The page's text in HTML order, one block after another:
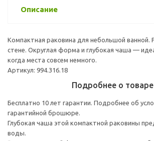
Описание
Компактная раковина для небольшой ванной.
стене. Округлая форма и глубокая чаша —
когда места совсем немного.
Артикул: 994.316.18
Подробнее о товаре
Бесплатно 10 лет гарантии. Подробнее об
гарантийной брошюре.
Глубокая чаша этой компактной раковины
воды.